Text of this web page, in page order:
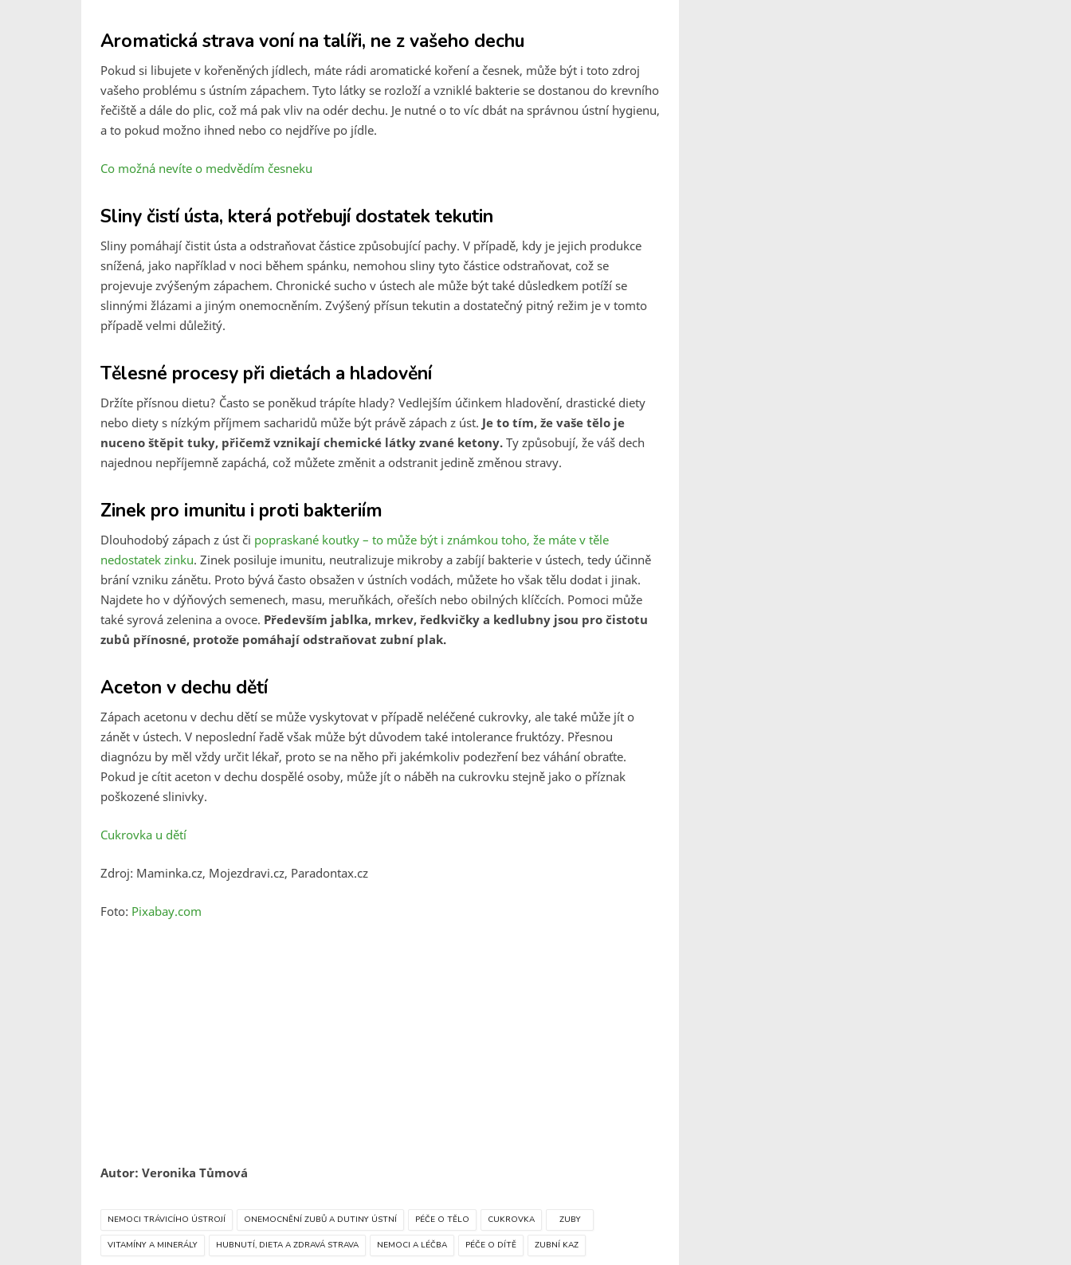
Aromatická strava voní na talíři, ne z vašeho dechu
Pokud si libujete v kořeněných jídlech, máte rádi aromatické koření a česnek, může být i toto zdroj
vašeho problému s ústním zápachem. Tyto látky se rozloží a vzniklé bakterie se dostanou do krevního
řečiště a dále do plic, což má pak vliv na odér dechu. Je nutné o to víc dbát na správnou ústní hygienu,
a to pokud možno ihned nebo co nejdříve po jídle.
Co možná nevíte o medvědím česneku
Sliny čistí ústa, která potřebují dostatek tekutin
Sliny pomáhají čistit ústa a odstraňovat částice způsobující pachy. V případě, kdy je jejich produkce
snížená, jako například v noci během spánku, nemohou sliny tyto částice odstraňovat, což se
projevuje zvýšeným zápachem. Chronické sucho v ústech ale může být také důsledkem potíží se
slinnými žlázami a jiným onemocněním. Zvýšený přísun tekutin a dostatečný pitný režim je v tomto
případě velmi důležitý.
Tělesné procesy při dietách a hladovění
Držíte přísnou dietu? Často se poněkud trápíte hlady? Vedlejším účinkem hladovění, drastické diety
nebo diety s nízkým příjmem sacharidů může být právě zápach z úst. Je to tím, že vaše tělo je
nuceno štěpit tuky, přičemž vznikají chemické látky zvané ketony. Ty způsobují, že váš dech
najednou nepříjemně zapáchá, což můžete změnit a odstranit jedině změnou stravy.
Zinek pro imunitu i proti bakteriím
Dlouhodobý zápach z úst či popraskané koutky – to může být i známkou toho, že máte v těle
nedostatek zinku. Zinek posiluje imunitu, neutralizuje mikroby a zabíjí bakterie v ústech, tedy účinně
brání vzniku zánětu. Proto bývá často obsažen v ústních vodách, můžete ho však tělu dodat i jinak.
Najdete ho v dýňových semenech, masu, meruňkách, ořeších nebo obilných klíčcích. Pomoci může
také syrová zelenina a ovoce. Především jablka, mrkev, ředkvičky a kedlubny jsou pro čistotu
zubů přínosné, protože pomáhají odstraňovat zubní plak.
Aceton v dechu dětí
Zápach acetonu v dechu dětí se může vyskytovat v případě neléčené cukrovky, ale také může jít o
zánět v ústech. V neposlední řadě však může být důvodem také intolerance fruktózy. Přesnou
diagnózu by měl vždy určit lékař, proto se na něho při jakémkoliv podezření bez váhání obraťte.
Pokud je cítit aceton v dechu dospělé osoby, může jít o náběh na cukrovku stejně jako o příznak
poškozené slinivky.
Cukrovka u dětí
Zdroj: Maminka.cz, Mojezdravi.cz, Paradontax.cz
Foto: Pixabay.com
Autor: Veronika Tůmová
NEMOCI TRÁVICÍHO ÚSTROJÍ ONEMOCNĚNÍ ZUBŮ A DUTINY ÚSTNÍ PÉČE O TĚLO CUKROVKA ZUBY
VITAMÍNY A MINERÁLY HUBNUTÍ, DIETA A ZDRAVÁ STRAVA NEMOCI A LÉČBA PÉČE O DÍTĚ ZUBNÍ KAZ